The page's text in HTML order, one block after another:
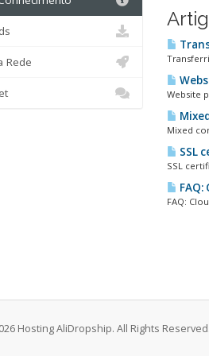
Website
Mixed
SSL
SSL
FAQ:
FAQ:
Rede
Hosting AliDropship. All Rights